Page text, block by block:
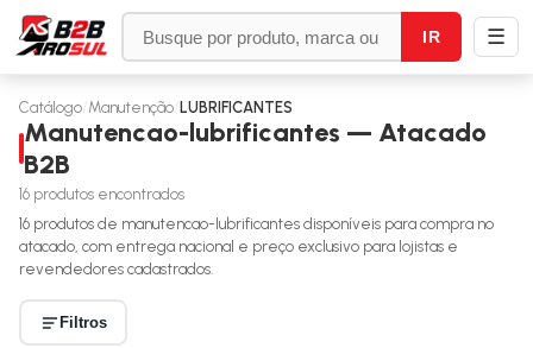
IR ☰
Catálogo Manutenção LUBRIFICANTES
Manutencao-lubrificantes — Atacado
B2B
16 produtos encontrados
16 produtos de manutencao-lubrificantes disponíveis para compra no
atacado, com entrega nacional e preço exclusivo para lojistas e
revendedores cadastrados.
Filtros